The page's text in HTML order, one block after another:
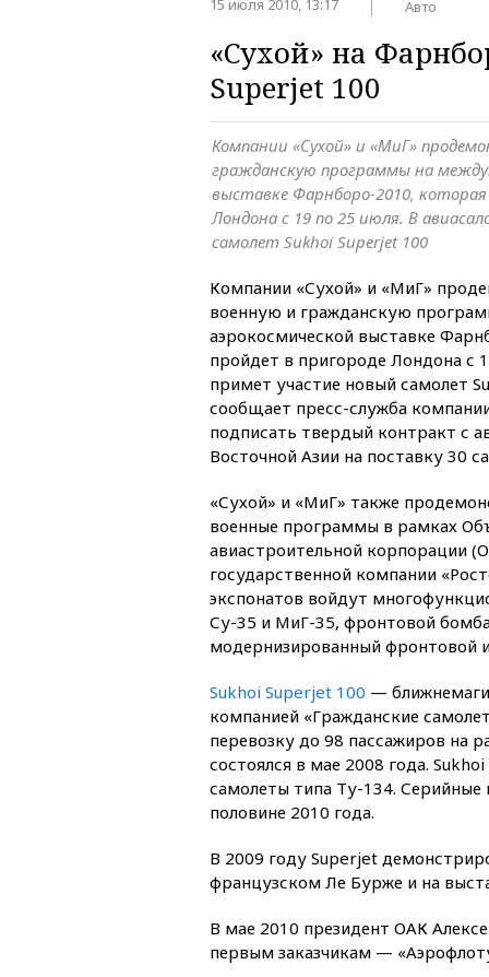
15 июля 2010, 13:17 Авто
«Сухой» на
Superjet 100
Компании «Сухой» и «МиГ»
гражданскую программы на
выставке Фарнборо-2010,
Лондона с 19 по 25 июля. В
самолет Sukhoi Superjet 100
Компании «Сухой» и «МиГ»
военную и гражданскую
аэрокосмической выставке
пройдет в пригороде Лондона с
примет участие новый самолет
сообщает пресс-служба
подписать твердый контракт с
Восточной Азии на поставку 30
«Сухой» и «МиГ» также
военные программы в рамках
авиастроительной корпорации
государственной компании
экспонатов войдут
Су-35 и МиГ-35, фронтовой
модернизированный фронтовой
Sukhoi Superjet 100 —
компанией «Гражданские
перевозку до 98 пассажиров на
состоялся в мае 2008 года.
самолеты типа Ту-134. Серийные
половине 2010 года.
В 2009 году Superjet
французском Ле Бурже и на
В мае 2010 президент ОАК
первым заказчикам —